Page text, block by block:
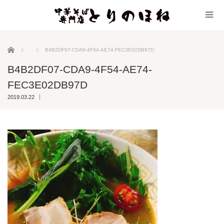
ホーム B4B2DF07-CDA9-4F54-AE74-FEC3E02DB97D
B4B2DF07-CDA9-4F54-AE74-
FEC3E02DB97D
2019.03.22